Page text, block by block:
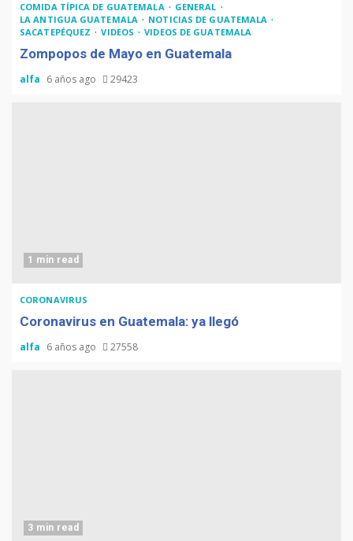
COMIDA TÍPICA DE GUATEMALA
GENERAL
LA ANTIGUA GUATEMALA
NOTICIAS DE GUATEMALA
SACATEPÉQUEZ
VIDEOS VIDEOS DE GUATEMALA
Zompopos de Mayo en Guatemala
alfa 6 años ago 29423
1 min read
CORONAVIRUS
Coronavirus en Guatemala: ya llegó
alfa 6 años ago 27558
3 min read